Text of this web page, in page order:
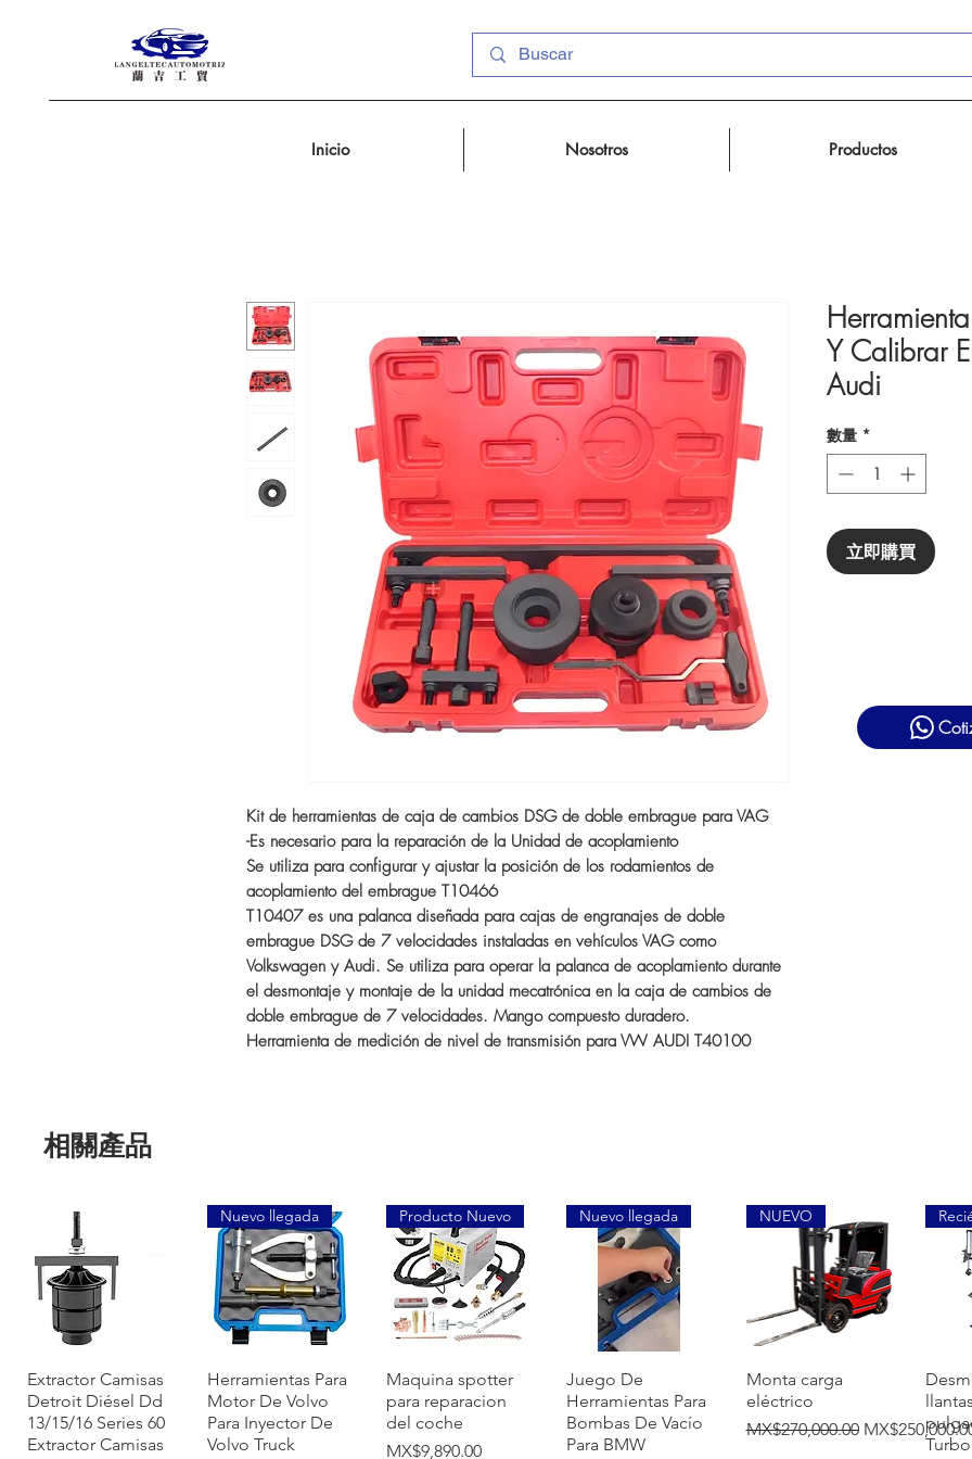
Inicio Nosotros Productos
Kit de herramientas de caja de cambios DSG de doble embrague para VAG
-Es necesario para la reparación de la Unidad de acoplamiento
Se utiliza para configurar y ajustar la posición de los rodamientos de
acoplamiento del embrague T10466
T10407 es una palanca diseñada para cajas de engranajes de doble
embrague DSG de 7 velocidades instaladas en vehículos VAG como
Volkswagen y Audi. Se utiliza para operar la palanca de acoplamiento durante
el desmontaje y montaje de la unidad mecatrónica en la caja de cambios de
doble embrague de 7 velocidades. Mango compuesto duradero.
Herramienta de medición de nivel de transmisión para VW AUDI T40100
Y Calibrar
Audi
數量 *
立即購買
相關產品
快速瀏覽
Extractor Camisas
Detroit Diésel Dd
13/15/16 Series 60
Extractor Camisas
快速瀏覽
Nuevo llegada
Herramientas Para
Motor De Volvo
Para Inyector De
Volvo Truck
快速瀏覽
Producto Nuevo
Maquina spotter
para reparacion
del coche
價格
MX$9,890.00
快速瀏覽
Nuevo llegada
Juego De
Herramientas Para
Bombas De Vacío
Para BMW
快速瀏覽
NUEVO
Monta carga
eléctrico
一般價格
MX$270,000.00 促銷價格